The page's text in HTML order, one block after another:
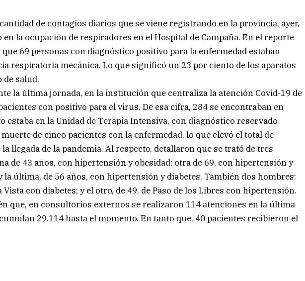
cantidad de contagios diarios que se viene registrando en la provincia, ayer,
en la ocupación de respiradores en el Hospital de Campaña. En el reporte
69 personas con diagnóstico positivo para la enfermedad estaban
respiratoria mecánica. Lo que significó un 23 por ciento de los aparatos
de salud.
la última jornada, en la institución que centraliza la atención Covid-19 de
con positivo para el virus. De esa cifra, 284 se encontraban en
estaba en la Unidad de Terapia Intensiva, con diagnóstico reservado.
de cinco pacientes con la enfermedad, lo que elevó el total de
llegada de la pandemia. Al respecto, detallaron que se trató de tres
de 43 años, con hipertensión y obesidad; otra de 69, con hipertensión y
última, de 56 años, con hipertensión y diabetes. También dos hombres:
Vista con diabetes; y el otro, de 49, de Paso de los Libres con hipertensión.
que, en consultorios externos se realizaron 114 atenciones en la última
29.114 hasta el momento. En tanto que, 40 pacientes recibieron el